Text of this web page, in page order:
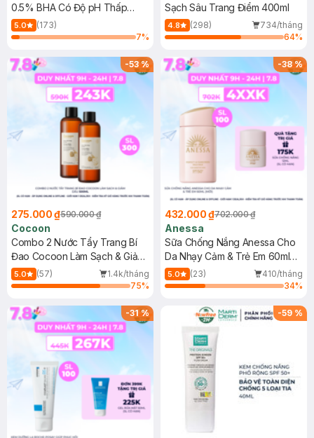
0.5% BHA Có Độ pH Thấp
150ml
5.0
(173)
7%
Sạch Sâu Trang Điểm 400ml
4.8 (298)
734/tháng
64%
-53%
275.000 ₫590.000 ₫
Cocoon
Combo 2 Nước Tẩy Trang Bí
Đao Cocoon Làm Sạch & Giảm
Dầu 500ml
5.0 (57)
1.4k/tháng
75%
-38%
432.000 ₫702.000 ₫
Anessa
Sữa Chống Nắng Anessa Cho
Da Nhạy Cảm & Trẻ Em 60ml
(Mới)
5.0 (23)
410/tháng
34%
-31% -59 %